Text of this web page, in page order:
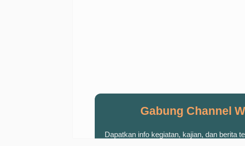
Gabung Channel
Dapatkan info kegiatan, kajian, dan berita